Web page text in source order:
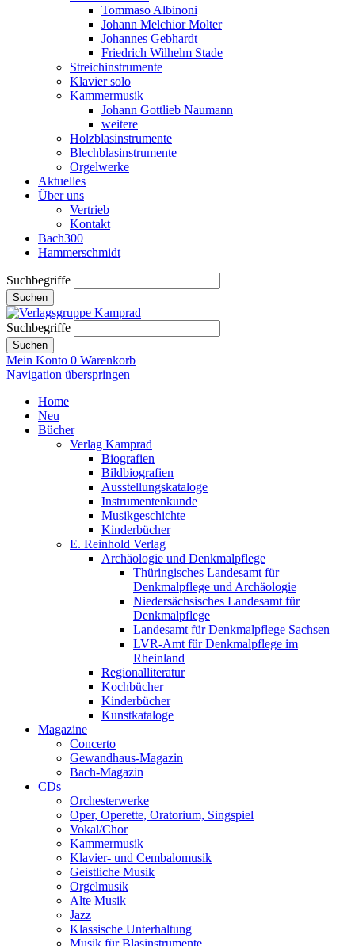
Tommaso Albinoni
Johann Melchior Molter
Johannes Gebhardt
Friedrich Wilhelm Stade
Streichinstrumente
Klavier solo
Kammermusik
Johann Gottlieb Naumann
weitere
Holzblasinstrumente
Blechblasinstrumente
Orgelwerke
Aktuelles
Über uns
Vertrieb
Kontakt
Bach300
Hammerschmidt
Suchbegriffe
Suchen
Suchbegriffe
Suchen
Mein Konto 0 Warenkorb
Navigation überspringen
Home
Neu
Bücher
Verlag Kamprad
Biografien
Bildbiografien
Ausstellungskataloge
Instrumentenkunde
Musikgeschichte
Kinderbücher
E. Reinhold Verlag
Archäologie und Denkmalpflege
Thüringisches Landesamt für
Denkmalpflege und Archäologie
Niedersächsisches Landesamt für
Denkmalpflege
Landesamt für Denkmalpflege Sachsen
LVR-Amt für Denkmalpflege im
Rheinland
Regionalliteratur
Kochbücher
Kinderbücher
Kunstkataloge
Magazine
Concerto
Gewandhaus-Magazin
Bach-Magazin
CDs
Orchesterwerke
Oper, Operette, Oratorium, Singspiel
Vokal/Chor
Kammermusik
Klavier- und Cembalomusik
Geistliche Musik
Orgelmusik
Alte Musik
Jazz
Klassische Unterhaltung
Musik für Blasinstrumente